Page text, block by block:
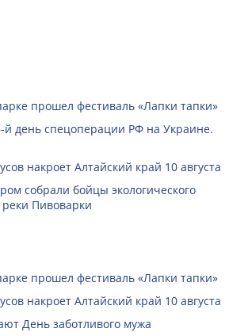
прошел фестиваль «Лапки тапки»
й день спецоперации РФ на Украине.
накроет Алтайский край 10 августа
собрали бойцы экологического
реки Пивоварки
прошел фестиваль «Лапки тапки»
накроет Алтайский край 10 августа
День заботливого мужа